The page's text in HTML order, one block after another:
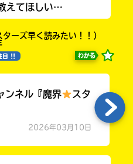
えてほしい…
ターズ早く読みたい！！）
目 !! わかる
ンネル『魔界
スタ
2026年03月10日